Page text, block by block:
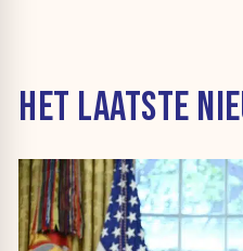
HET LAATSTE